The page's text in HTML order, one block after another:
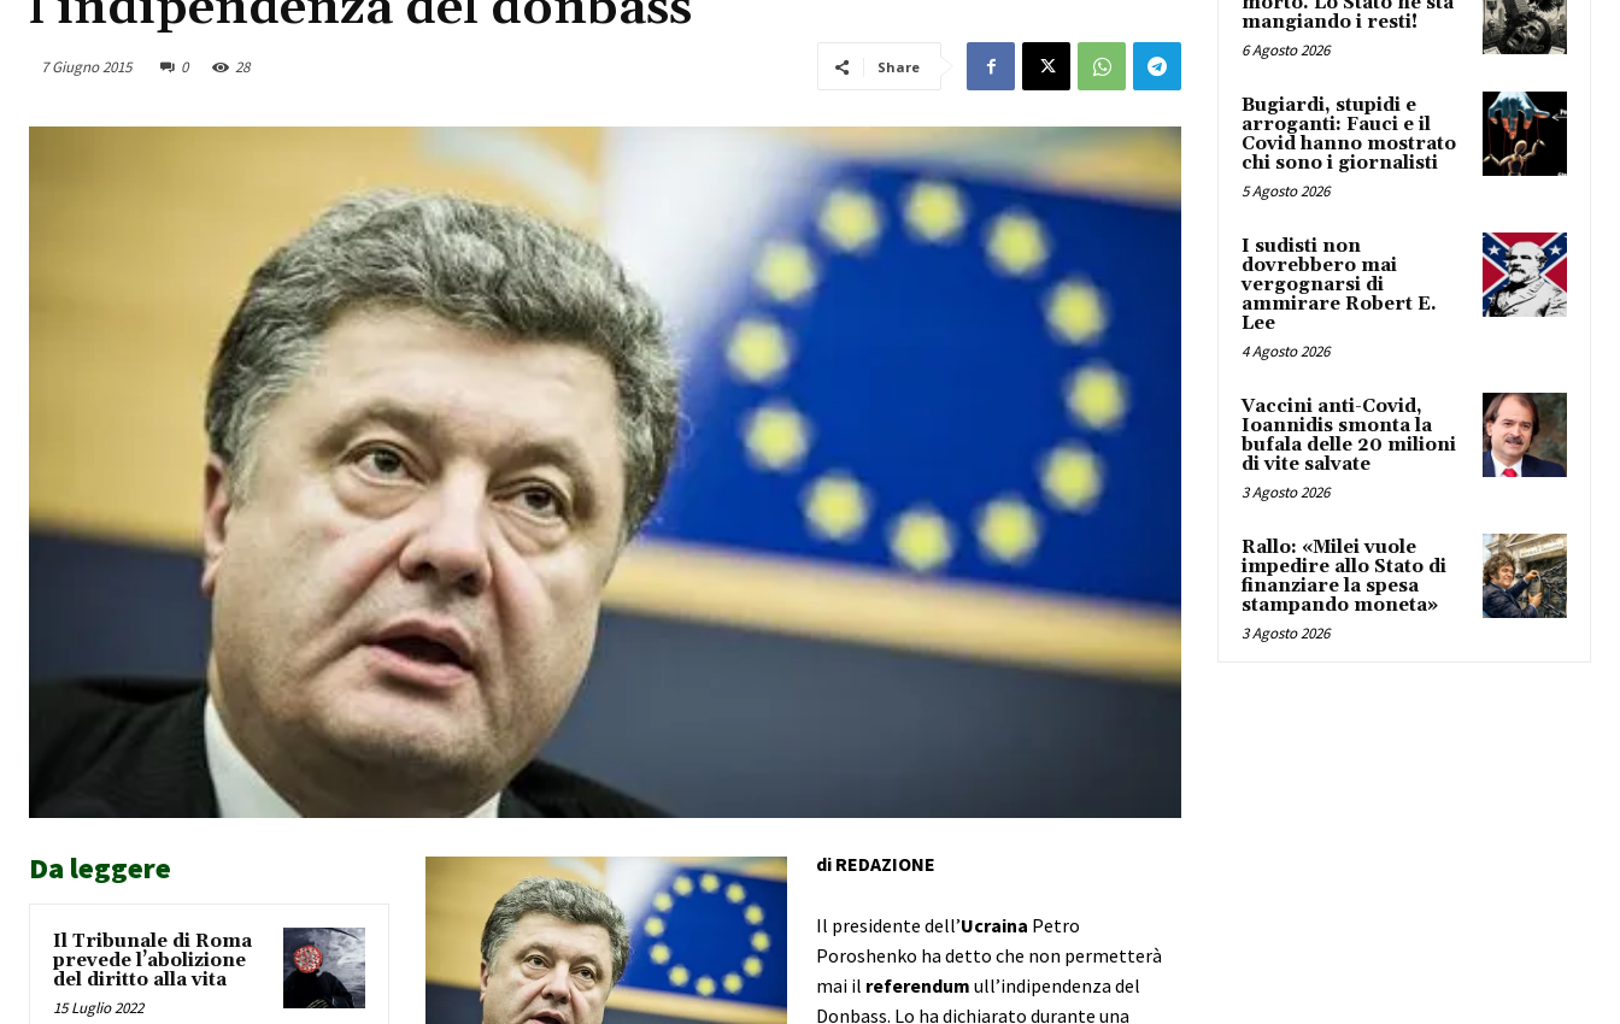
7 Giugno 2015 0 28 Share
Da leggere
Il Tribunale di Roma
prevede l’abolizione
del diritto alla vita
15 Luglio 2022
di REDAZIONE
Il presidente dell’Ucraina Petro
Poroshenko ha detto che non permetterà
mai il referendum ull’indipendenza del
Donbass. Lo ha dichiarato durante una
mangiando i resti!
6 Agosto 2026
Bugiardi, stupidi e
arroganti: Fauci e il
Covid hanno mostrato
chi sono i giornalisti
5 Agosto 2026
I sudisti non
dovrebbero mai
vergognarsi di
ammirare Robert E.
Lee
4 Agosto 2026
Vaccini anti-Covid,
Ioannidis smonta la
bufala delle 20 milioni
di vite salvate
3 Agosto 2026
Rallo: «Milei vuole
impedire allo Stato di
finanziare la spesa
stampando moneta»
3 Agosto 2026